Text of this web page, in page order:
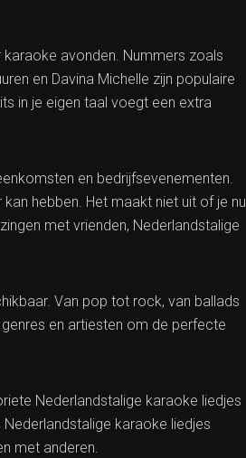
avonden. Nummers zoals
en Davina Michelle zijn populaire
in je eigen taal voegt een extra
en bedrijfsevenementen.
hebben. Het maakt niet uit of je nu
met vrienden, Nederlandstalige
Van pop tot rock, van ballads
en artiesten om de perfecte
Nederlandstalige karaoke liedjes
karaoke liedjes
met anderen.